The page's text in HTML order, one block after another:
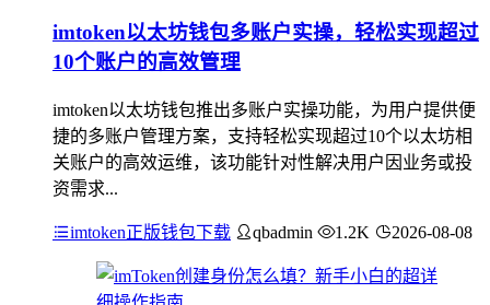
imtoken以太坊钱包多账户实操，轻松实现超过
10个账户的高效管理
imtoken以太坊钱包推出多账户实操功能，为用户提供便
捷的多账户管理方案，支持轻松实现超过10个以太坊相
关账户的高效运维，该功能针对性解决用户因业务或投
资需求...
imtoken正版钱包下载 qbadmin 1.2K 2026-08-08